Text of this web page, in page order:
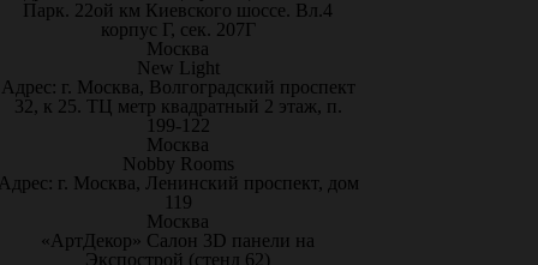
Парк. 22ой км Киевского шоссе. Вл.4
корпус Г, сек. 207Г
Москва
New Light
Адрес: г. Москва, Волгоградский проспект
32, к 25. ТЦ метр квадратный 2 этаж, п.
199-122
Москва
Nobby Rooms
г. Москва, Ленинский проспект, дом
119
Москва
«АртДекор» Салон 3D панели на
Экспострой (стенд 62)